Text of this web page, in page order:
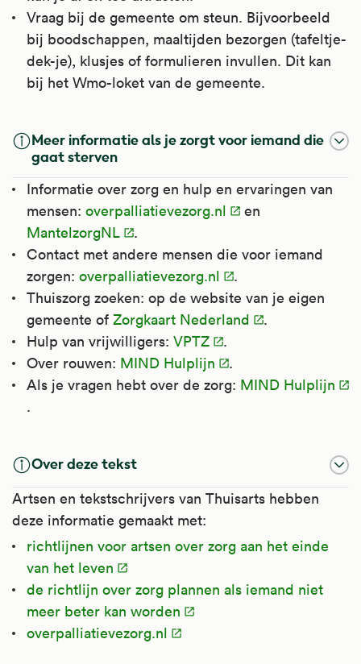
Vraag bij de gemeente om steun. Bijvoorbeeld
bij boodschappen, maaltijden bezorgen (tafeltje-
dek-je), klusjes of formulieren invullen. Dit kan
bij het Wmo-loket van de gemeente.
Meer informatie als je zorgt voor iemand die
gaat sterven
Informatie over zorg en hulp en ervaringen van
mensen: overpalliatievezorg.nl
en
MantelzorgNL
.
Contact met andere mensen die voor iemand
zorgen: overpalliatievezorg.nl
.
Thuiszorg zoeken: op de website van je eigen
gemeente of Zorgkaart Nederland
.
Hulp van vrijwilligers: VPTZ
.
Over rouwen: MIND Hulplijn
.
Als je vragen hebt over de zorg: MIND Hulplijn
.
Over deze tekst
Artsen en tekstschrijvers van Thuisarts hebben
deze informatie gemaakt met:
richtlijnen voor artsen over zorg aan het einde
van het leven
de richtlijn over zorg plannen als iemand niet
meer beter kan worden
overpalliatievezorg.nl